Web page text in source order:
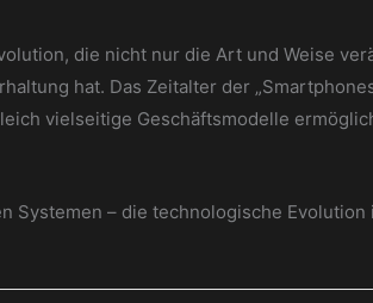
die nicht nur die Art und Weise
hat. Das Zeitalter der
vielseitige Geschäftsmodelle
– die technologische